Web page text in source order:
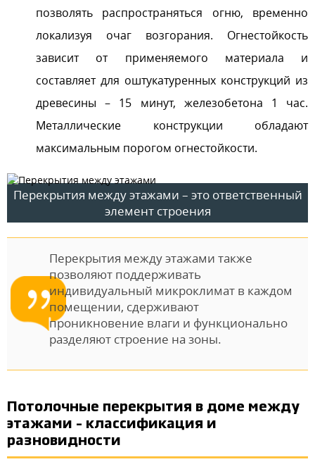
позволять распространяться огню, временно
локализуя очаг возгорания. Огнестойкость
зависит от применяемого материала и
составляет для оштукатуренных конструкций из
древесины – 15 минут, железобетона 1 час.
Металлические конструкции обладают
максимальным порогом огнестойкости.
Перекрытия между этажами – это ответственный
элемент строения
Перекрытия между этажами также
позволяют поддерживать
индивидуальный микроклимат в каждом
помещении, сдерживают
проникновение влаги и функционально
разделяют строение на зоны.
Потолочные перекрытия в доме между
этажами – классификация и
разновидности